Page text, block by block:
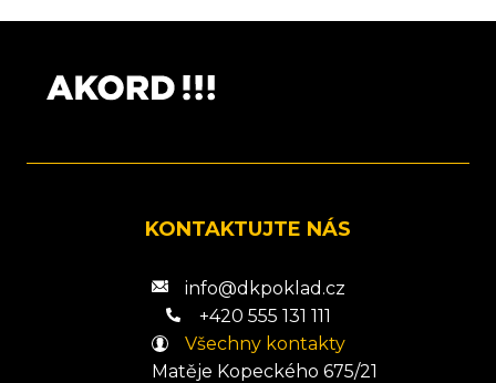
KONTAKTUJTE NÁS
info@dkpoklad.cz
+420 555 131 111
Všechny kontakty
Matěje Kopeckého 675/21